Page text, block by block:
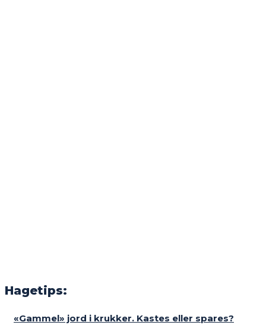
Hagetips:
«Gammel» jord i krukker. Kastes eller spares?